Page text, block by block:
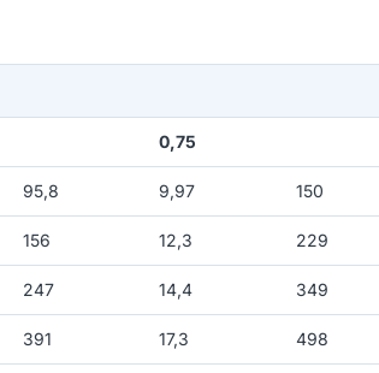
0,75
95,8 9,97 150
156 12,3 229
247 14,4 349
391 17,3 498